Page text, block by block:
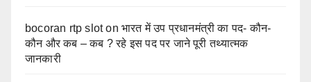
bocoran rtp slotonभारत में उप प्रधानमंत्री का पद- कौन-
कौन और कब – कब ? रहे इस पद पर जाने पूरी तथ्यात्मक
जानकारी